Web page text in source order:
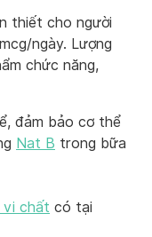
thiết cho người
ngày. Lượng
chức năng,
đảm bảo cơ thể
Nat B trong bữa
vi chất có tại